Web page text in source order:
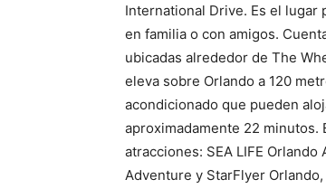
International Drive. Es el
en familia o con amigos.
ubicadas alrededor de The
eleva sobre Orlando a 120
acondicionado que pueden
aproximadamente 22 minutos.
atracciones: SEA LIFE
Adventure y StarFlyer